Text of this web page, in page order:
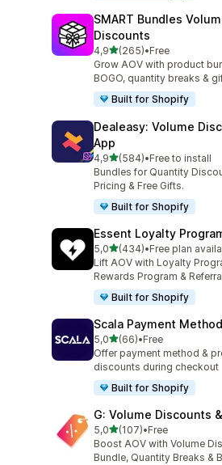
SMART Bundles
Discounts
4,95 yıldız üzerinden
(265)
toplam 265 değerlendirme
•Free
Grow AOV with product
BOGO, quantity breaks &
Built for Shopify
Dealeasy: Volume
App
4,95 yıldız üzerinden
(584)
toplam 584 değerlendirme
•Free to install
Bundles for Quantity
Pricing & Free Gifts.
Built for Shopify
Essent Loyalty
5,05 yıldız üzerinden
(434)
toplam 434 değerlendirme
•Free plan
Lift AOV with Loyalty
Rewards Program &
Built for Shopify
Scala Payment
5,05 yıldız üzerinden
(66)
toplam 66 değerlendirme
•Free
Offer payment method &
discounts during checkout
Built for Shopify
G: Volume Discounts
5,05 yıldız üzerinden
(107)
toplam 107 değerlendirme
•Free
Boost AOV with Volume
Bundle, Quantity Breaks &